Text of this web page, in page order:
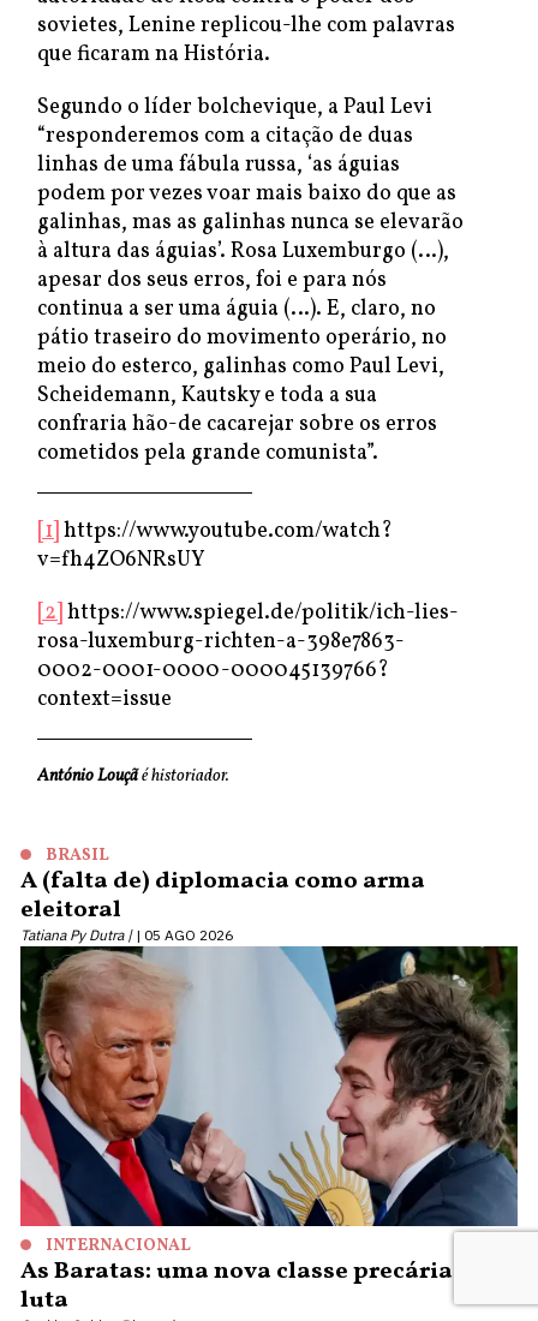
sovietes, Lenine replicou-lhe com palavras
que ficaram na História.
Segundo o líder bolchevique, a Paul Levi
“responderemos com a citação de duas
linhas de uma fábula russa, ‘as águias
podem por vezes voar mais baixo do que as
galinhas, mas as galinhas nunca se elevarão
à altura das águias’. Rosa Luxemburgo (…),
apesar dos seus erros, foi e para nós
continua a ser uma águia (…). E, claro, no
pátio traseiro do movimento operário, no
meio do esterco, galinhas como Paul Levi,
Scheidemann, Kautsky e toda a sua
confraria hão-de cacarejar sobre os erros
cometidos pela grande comunista”.
[1] https://www.youtube.com/watch?
v=fh4ZO6NRsUY
[2] https://www.spiegel.de/politik/ich-lies-
rosa-luxemburg-richten-a-398e7863-
0002-0001-0000-000045139766?
context=issue
António Louçãé historiador.
BRASIL
A (falta de) diplomacia como arma
eleitoral
Tatiana Py Dutra | 05 AGO 2026
INTERNACIONAL
As Baratas: uma nova classe precária em
luta